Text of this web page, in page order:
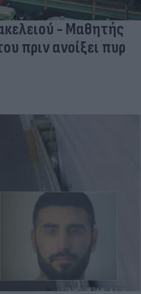
- Μαθητής
πριν ανοίξει πυρ